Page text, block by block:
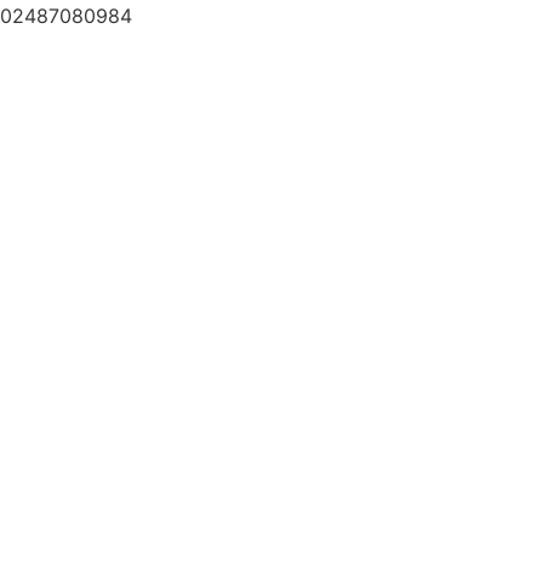
02487080984